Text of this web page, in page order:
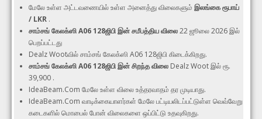
மேலே உள்ள அட்டவணையில் உள்ள அனைத்து விலைகளும்இலங்கை ரூபாய்
/ LKR .
சாம்சங் கேலக்ஸி A06 128ஜிபி இன் சமீபத்திய விலை22 ஜூலை 2026 இல்
பெறப்பட்டது
Dealz Wootவில் சாம்சங் கேலக்ஸி A06 128ஜிபி கிடைக்கிறது.
சாம்சங் கேலக்ஸி A06 128ஜிபி இன் சிறந்த விலை Dealz Woot இல் ரூ.
39,900 .
IdeaBeam.Com மேலே உள்ள விலை உத்தரவாதம் தர முடியாது.
IdeaBeam.Com வாடிக்கையாளர்கள் மேலே பட்டியலிடப்பட்டுள்ள வெவ்வேறு
கடைகளில் மொபைல் போன் விலைகளை ஒப்பிட்டு உதவுகிறது.